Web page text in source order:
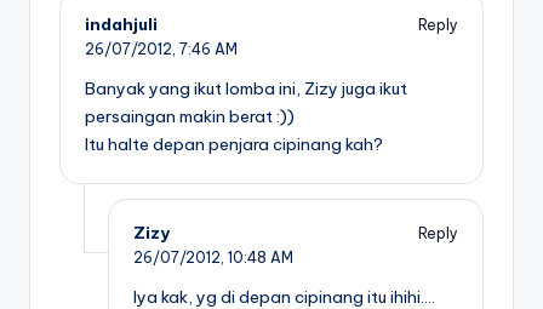
indahjuli
Reply
26/07/2012, 7:46 AM
Banyak yang ikut lomba ini, Zizy juga ikut
persaingan makin berat :))
Itu halte depan penjara cipinang kah?
Zizy
Reply
26/07/2012, 10:48 AM
Iya kak, yg di depan cipinang itu ihihi….